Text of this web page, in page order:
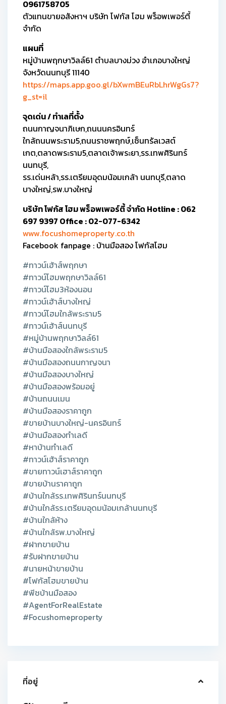
0961758705
ตัวแทนขายอสังหาฯ บริษัท โฟกัส โฮม พร็อพเพอร์ตี้
จำกัด
แผนที่
หมู่บ้านพฤกษาวิลล์61 ตำบลบางม่วง อำเภอบางใหญ่
จังหวัดนนทบุรี 11140
https://maps.app.goo.gl/bXwmBEuRbLhrWgGs7?
g_st=il
จุดเด่น / ทำเลที่ตั้ง
ถนนกาญจนาภิเษก,ถนนนครอินทร์
ใกล้ถนนพระราม5,ถนนราชพฤกษ์,เซ็นทรัลเวสต์
เกต,ตลาดพระราม5,ตลาดเจ้าพระยา,รร.เทพศิรินทร์
นนทบุรี,
รร.เด่นหล้า,รร.เตรียมอุดมน้อมเกล้า นนทบุรี,ตลาด
บางใหญ่,รพ.บางใหญ่
บริษัท โฟกัส โฮม พร็อพเพอร์ตี้ จำกัด Hotline : 062
697 9397 Office : 02-077-6342
www.focushomeproperty.co.th
Facebook fanpage : บ้านมือสอง โฟกัสโฮม
#ทาวน์เฮ้าส์พฤกษา
#ทาวน์โฮมพฤกษาวิลล์61
#ทาวน์โฮม3ห้องนอน
#ทาวน์เฮ้าส์บางใหญ่
#ทาวน์โฮมใกล้พระราม5
#ทาวน์เฮ้าส์นนทบุรี
#หมู่บ้านพฤกษาวิลล์61
#บ้านมือสองใกล้พระราม5
#บ้านมือสองถนนกาญจนา
#บ้านมือสองบางใหญ่
#บ้านมือสองพร้อมอยู่
#บ้านถนนเมน
#บ้านมือสองราคาถูก
#ขายบ้านบางใหญ่-นครอินทร์
#บ้านมือสองทำเลดี
#หาบ้านทำเลดี
#ทาวน์เฮ้าส์ราคาถูก
#ขายทาวน์เฮาส์ราคาถูก
#ขายบ้านราคาถูก
#บ้านใกล้รร.เทพศิรินทร์นนทบุรี
#บ้านใกล้รร.เตรียมอุดมน้อมเกล้านนทบุรี
#บ้านใกล้ห้าง
#บ้านใกล้รพ.บางใหญ่
#ฝากขายบ้าน
#รับฝากขายบ้าน
#นายหน้าขายบ้าน
#โฟกัสโฮมขายบ้าน
#พีชบ้านมือสอง
#AgentForRealEstate
#Focushomeproperty
ที่อยู่